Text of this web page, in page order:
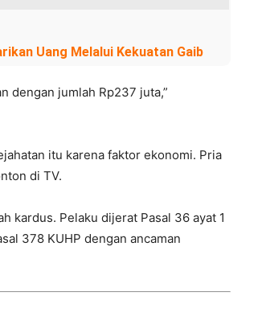
Uang Melalui Kekuatan Gaib
dengan jumlah Rp237 juta,”
itu karena faktor ekonomi. Pria
di TV.
kardus. Pelaku dijerat Pasal 36 ayat 1
378 KUHP dengan ancaman